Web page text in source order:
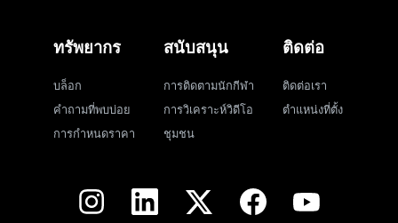
ทรัพยากร
บล็อก
คำถามที่พบบ่อย
การกำหนดราคา
สนับสนุน
การติดตามนักกีฬา
การวิเคราะห์วิดีโอ
ชุมชน
ติดต่อ
ติดต่อเรา
ตำแหน่งที่ตั้ง